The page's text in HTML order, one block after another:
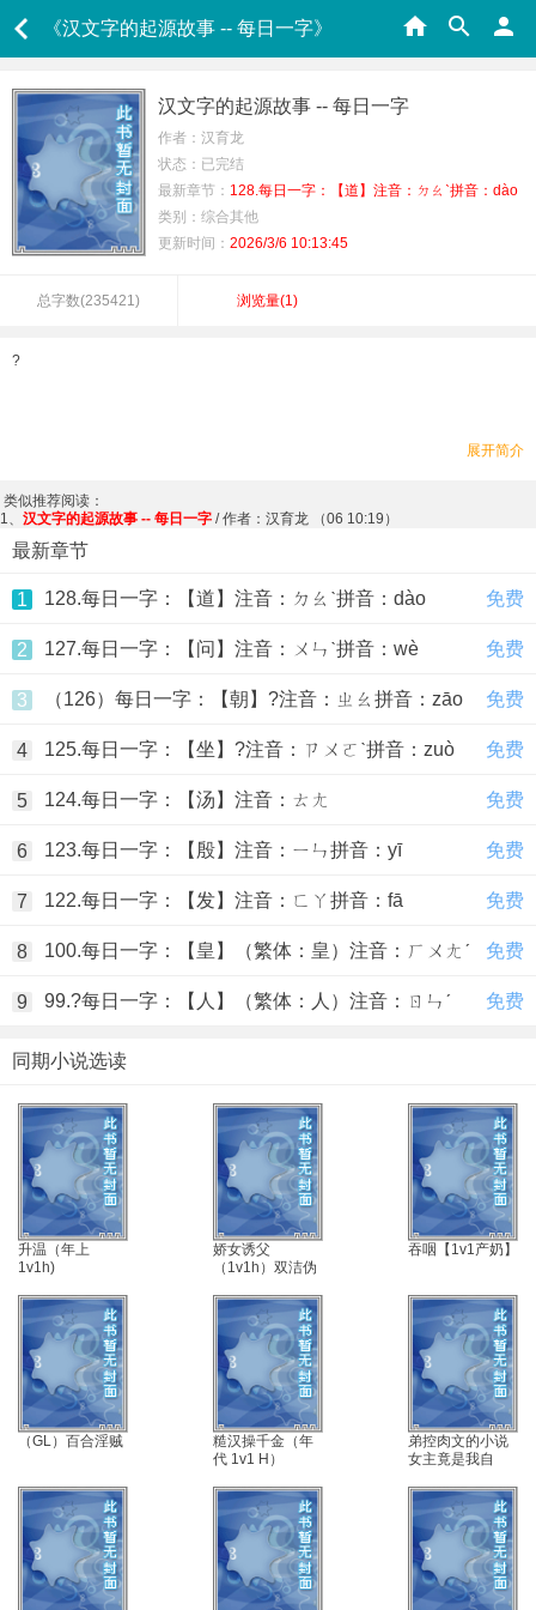
《汉文字的起源故事 -- 每日一字》
汉文字的起源故事 -- 每日一字
作者：汉育龙
状态：已完结
最新章节： 128.每日一字：【道】注音：ㄉㄠˋ拼音：dào
类别：综合其他
更新时间： 2026/3/6 10:13:45
总字数(235421) 浏览量(1)
?
展开简介
类似推荐阅读：
1、 汉文字的起源故事 -- 每日一字 / 作者：汉育龙 （06 10:19）
最新章节
1 128.每日一字：【道】注音：ㄉㄠˋ拼音：dào 免费
2 127.每日一字：【问】注音：ㄨㄣˋ拼音：wè 免费
3 （126）每日一字：【朝】?注音：ㄓㄠ拼音：zāo 免费
4 125.每日一字：【坐】?注音：ㄗㄨㄛˋ拼音：zuò 免费
5 124.每日一字：【汤】注音：ㄊㄤ 免费
6 123.每日一字：【殷】注音：ㄧㄣ拼音：yī 免费
7 122.每日一字：【发】注音：ㄈㄚ拼音：fā 免费
8 100.每日一字：【皇】（繁体：皇）注音：ㄏㄨㄤˊ 免费
9 99.?每日一字：【人】（繁体：人）注音：ㄖㄣˊ 免费
同期小说选读
升温（年上
1v1h)
娇女诱父
（1v1h）双洁伪
吞咽【1v1产奶】
（GL）百合淫贼
糙汉操千金（年
代 1v1 H）
弟控肉文的小说
女主竟是我自
姐弟/高干NPH）